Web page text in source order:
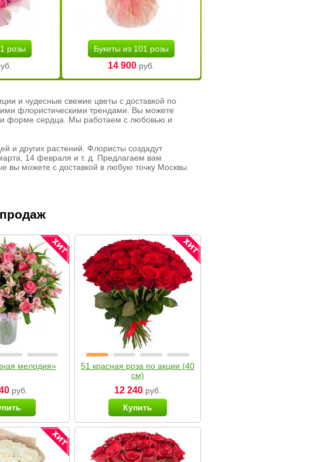
розы Букеты из 101 розы
14 900руб.
и чудесные свежие цветы с доставкой по
флористическими трендами. Вы можете
форме сердца. Мы работаем с любовью и
и других растений. Флористы создадут
14 февраля и т. д. Предлагаем вам
вы можете с доставкой в любую точку Москвы.
мелодия»
руб.
51 красная роза по акции (40
см)
12 240 руб.
Купить